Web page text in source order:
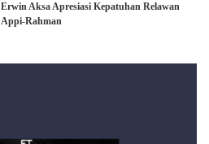
Erwin Aksa Apresiasi Kepatuhan Relawan
Appi-Rahman